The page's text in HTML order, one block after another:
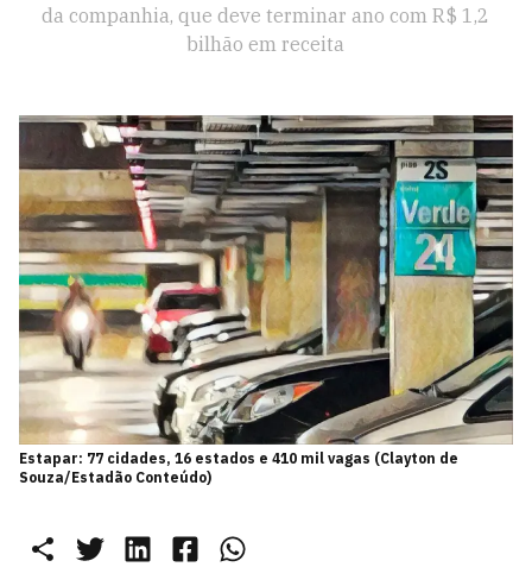
da companhia, que deve terminar ano com R$ 1,2
bilhão em receita
Estapar: 77 cidades, 16 estados e 410 mil vagas (Clayton de
Souza/Estadão Conteúdo)